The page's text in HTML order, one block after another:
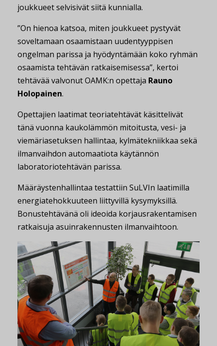
joukkueet selvisivät siitä kunnialla.
”On hienoa katsoa, miten joukkueet pystyvät
soveltamaan osaamistaan uudentyyppisen
ongelman parissa ja hyödyntämään koko ryhmän
osaamista tehtävän ratkaisemisessa”, kertoi
tehtävää valvonut OAMK:n opettaja Rauno
Holopainen.
Opettajien laatimat teoriatehtävät käsittelivät
tänä vuonna kaukolämmön mitoitusta, vesi- ja
viemäriasetuksen hallintaa, kylmätekniikkaa sekä
ilmanvaihdon automaatiota käytännön
laboratoriotehtävän parissa.
Määräystenhallintaa testattiin SuLVIn laatimilla
energiatehokkuuteen liittyvillä kysymyksillä.
Bonustehtävänä oli ideoida korjausrakentamisen
ratkaisuja asuinrakennusten ilmanvaihtoon.